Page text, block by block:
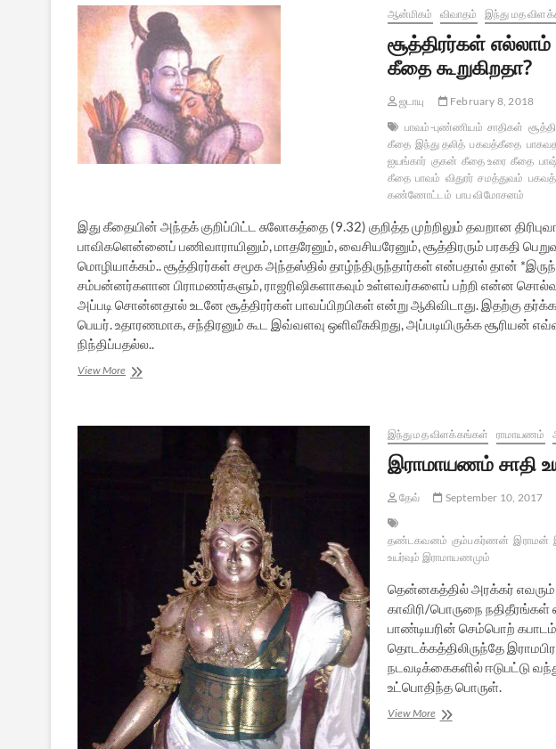
ஆன்மிகம் விவாதம் இந்து மத
சூத்திரர்கள்
கீதை கூறுகிறதா?
ஜடாயு
February 8, 2018
பாவம்-புண்ணியம் சாதிகள்
கீதை இந்து தலித் பகவத்கீதை
ஐயங்கார் குகன் கீதை உரை கீதை
கீதை பாவம் விதுரர் சமத்துவம்
கண்ணோட்டம் பாப விமோசனம்
இது கீதையின் அந்தக் குறிப்பிட்ட சுலோகத்தை (9.32) குறித்த முற்றிலும் தவறான
பாவிகளென்னைப் பணிவாராயினும், மாதரேனும், வைசியரேனும், சூத்திரரும் பரகதி
மொழியாக்கம்.. சூத்திரர்கள் சமூக அந்தஸ்தில் தாழ்ந்திருந்தார்கள் என்பதால் தான்
சம்பன்னர்களான பிராமணர்களும், ராஜரிஷிகளாகவும் உள்ளவர்களைப் பற்றி என்ன
அப்படி சொன்னதால் உடனே சூத்திரர்கள் பாவப்பிறபிகள் என்று ஆகிவிடாது. இதற்கு
பெயர். உதாரணமாக, சந்திரனும் கூட இவ்வளவு ஒளிவீசுகிறது, அப்படியிருக்க சூரியன்
நிந்திப்பதல்ல..
View Moreசூத்திரர்கள்
இந்து மத விளக்கங்கள் ராமாயணம்
இராமாயணம் சாதி
தேவ் September 10, 2017
தண்டகவனம் கும்பகர்ணன் இராமன்
உயர்வும் இராமாயணமும்
தென்னகத்தில் அரக்கர்
காவிரி/பொருநை நதிதீரங்கள்
பாண்டியரின் செம்பொற் கபாடம்
தொடக்கத்திலிருந்தே
நடவடிக்கைகளில் ஈடுபட்டு
உட்பொதிந்த பொருள்.
View Moreஇராமாயணம்